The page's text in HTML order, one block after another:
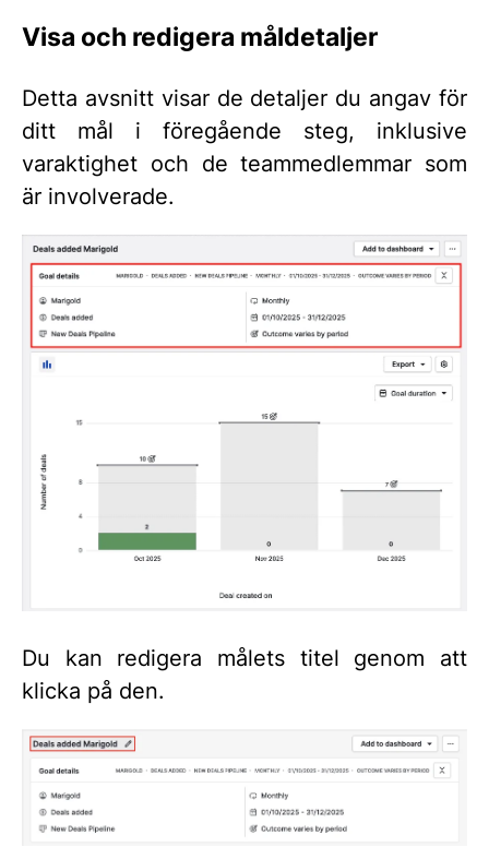
Visa och redigera måldetaljer
Detta avsnitt visar de detaljer du angav för
ditt mål i föregående steg, inklusive
varaktighet och de teammedlemmar som
är involverade.
Du kan redigera målets titel genom att
klicka på den.